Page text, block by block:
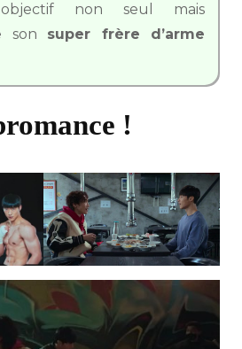
non seul mais
son super frère d’arme
!